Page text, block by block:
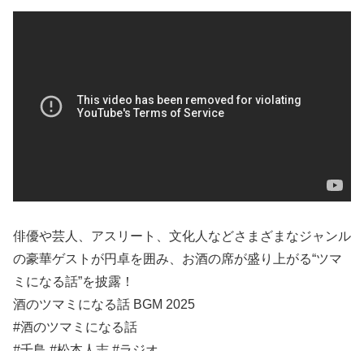
俳優や芸人、アスリート、文化人などさまざまなジャンル
の豪華ゲストが円卓を囲み、お酒の席が盛り上がる“ツマ
ミになる話”を披露！
酒のツマミになる話 BGM 2025
#酒のツマミになる話